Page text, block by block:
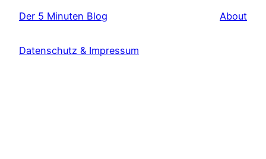
Der 5 Minuten Blog About
Datenschutz & Impressum